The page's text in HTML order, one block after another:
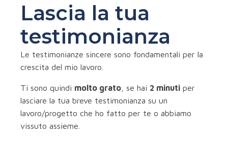
Lascia la tua
testimonianza
Le testimonianze sincere sono fondamentali per la
crescita del mio lavoro.
Ti sono quindi molto grato , se hai 2 minuti per
lasciare la tua breve testimonianza su un
lavoro/progetto che ho fatto per te o abbiamo
vissuto assieme.